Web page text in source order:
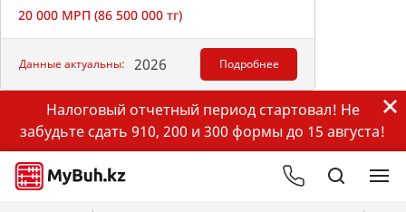
20 000 МРП (86 500 000 тг)
Данные актуальны: 2026 Подробнее
Налоговый отчетный период стартовал! Не
забудьте сдать 910, 200 и 300 формы до 15 августа!